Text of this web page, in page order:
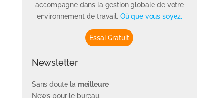
accompagne dans la gestion globale de votre
environnement de travail. Où que vous soyez.
Essai Gratuit
Newsletter
Sans doute la meilleure
News pour le bureau.